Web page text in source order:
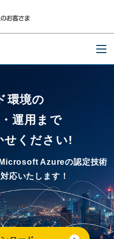
環境の
運用まで
せください!
Azureの認定技術
応いたします！
サービスがわかる